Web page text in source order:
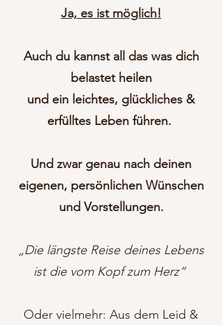
Ja, es ist möglich!
Auch du kannst all das was dich
belastet heilen
und ein leichtes, glückliches &
erfülltes Leben führen.
Und zwar genau nach deinen
eigenen, persönlichen Wünschen
und Vorstellungen.
„Die längste Reise deines Lebens
ist die vom Kopf zum Herz“
Oder vielmehr: Aus dem Leid &